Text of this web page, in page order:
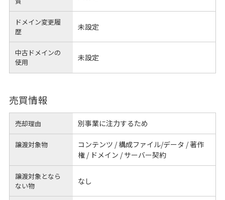
ドメイン変更履
歴
未設定
中古ドメインの
使用
未設定
売買情報
売却理由 別事業に注力するため
譲渡対象物
コンテンツ / 構成ファイル/データ / 著作
権 / ドメイン / サーバー契約
譲渡対象となら
ない物
なし